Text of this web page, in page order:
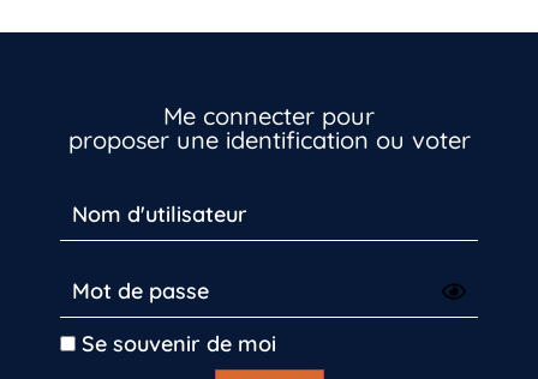
Me connecter pour
proposer une identification ou voter
Se souvenir de moi